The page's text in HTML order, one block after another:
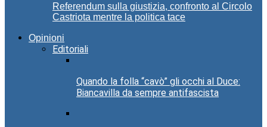
Referendum sulla giustizia, confronto al Circolo
Castriota mentre la politica tace
Opinioni
Editoriali
Quando la folla “cavò” gli occhi al Duce:
Biancavilla da sempre antifascista